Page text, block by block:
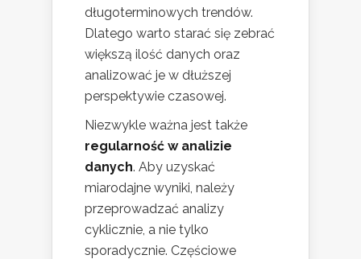
długoterminowych trendów.
Dlatego warto starać się zebrać
większą ilość danych oraz
analizować je w dłuższej
perspektywie czasowej.
Niezwykle ważna jest także
regularność w analizie
danych. Aby uzyskać
miarodajne wyniki, należy
przeprowadzać analizy
cyklicznie, a nie tylko
sporadycznie. Częściowe